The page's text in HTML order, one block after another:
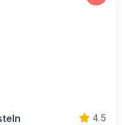
4.5